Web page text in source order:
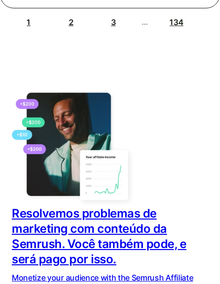
1 2 3 ... 134
Resolvemos problemas de
marketing com conteúdo da
Semrush. Você também pode, e
será pago por isso.
Monetize your audience with the Semrush Affiliate